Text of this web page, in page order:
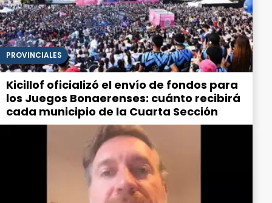
PROVINCIALES
Kicillof oficializó el envío de fondos para
los Juegos Bonaerenses: cuánto recibirá
cada municipio de la Cuarta Sección